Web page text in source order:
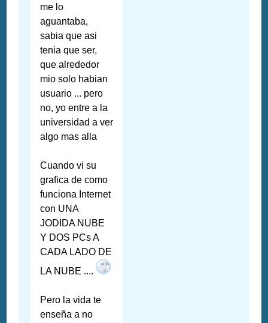
me lo
aguantaba,
sabia que asi
tenia que ser,
que alrededor
mio solo habian
usuario ... pero
no, yo entre a la
universidad a ver
algo mas alla
Cuando vi su
grafica de como
funciona Internet
con UNA
JODIDA NUBE
Y DOS PCs A
CADA LADO DE
LA NUBE ....
Pero la vida te
enseña a no